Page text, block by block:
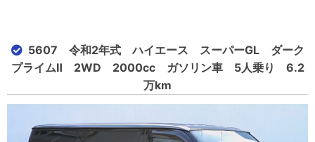
5607 令和2年式 ハイエース スーパーGL ダーク
プライムⅡ 2WD 2000cc ガソリン車 5人乗り 6.2
万km